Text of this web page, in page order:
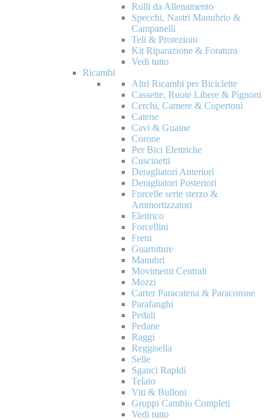
Rulli da Allenamento
Specchi, Nastri Manubrio &
Campanelli
Teli & Protezioni
Kit Riparazione & Foratura
Vedi tutto
Ricambi
Altri Ricambi per Biciclette
Cassette, Ruote Libere & Pignoni
Cerchi, Camere & Copertoni
Catene
Cavi & Guaine
Corone
Per Bici Elettriche
Cuscinetti
Deragliatori Anteriori
Deragliatori Posteriori
Forcelle serie sterzo &
Ammortizzatori
Elettrico
Forcellini
Freni
Guarniture
Manubri
Movimenti Centrali
Mozzi
Carter Paracatena & Paracorone
Parafanghi
Pedali
Pedane
Raggi
Reggisella
Selle
Sganci Rapidi
Telaio
Viti & Bulloni
Gruppi Cambio Completi
Vedi tutto